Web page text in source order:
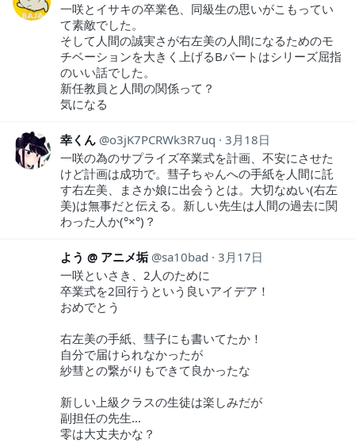
一咲とイサキの卒業色、同級生の思いがこもってい
て素敵でした。
そして人間の誠実さが右左美の人間になるためのモ
チベーションを大きく上げるBパートはシリーズ屈指
のいい話でした。
新任教員と人間の関係って？
気になる
幸くん o3jK7PCRWk3R7uq
3月18日
一咲の為のサプライズ卒業式を計画、不安にさせた
けど計画は成功で。彗子ちゃんへの手紙を人間に託
す右左美、まさか娘に出会うとは。大切なぬい(右左
美)は無事だと伝える。新しい先生は人間の過去に関
わった人か(°×°)？
よう @ アニメ垢 sa10bad
3月17日
一咲といさき、2人のために
卒業式を2回行うという良いアイデア！
おめでとう
右左美の手紙、彗子にも書いてたか！
自分で届けられなかったが
紗彗との繋がりもできて良かったな
新しい上級クラスの生徒は楽しみだが
副担任の先生…
零は大丈夫かな？